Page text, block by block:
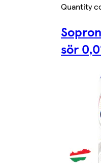
Quantity
sör